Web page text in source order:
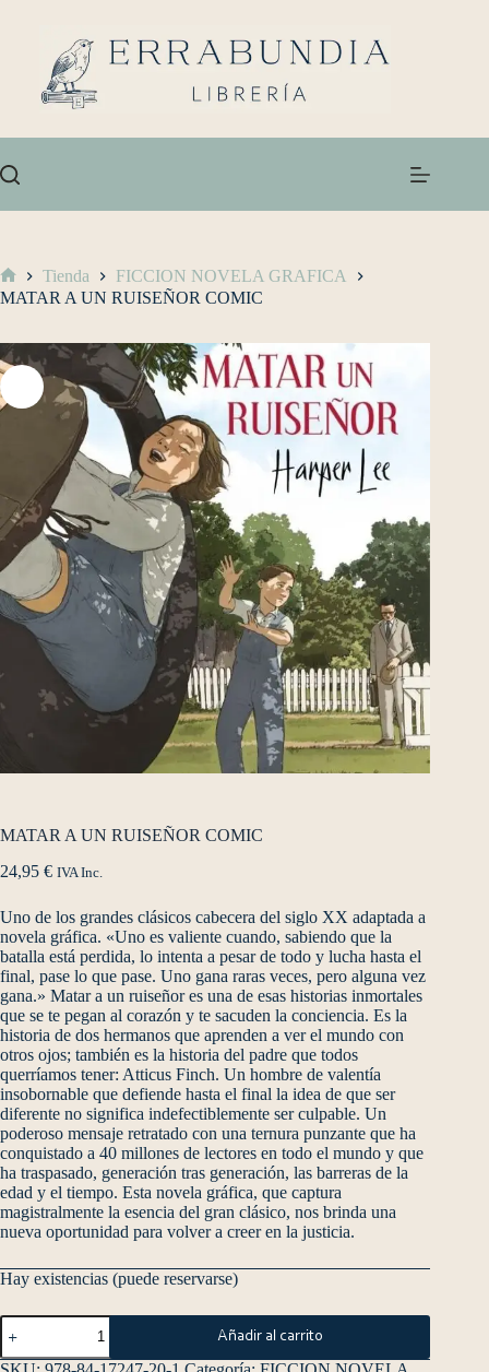
Tienda
FICCION NOVELA GRAFICA
MATAR A UN RUISEÑOR COMIC
MATAR A UN RUISEÑOR COMIC
24,95 € IVA Inc.
Uno de los grandes clásicos cabecera del siglo XX adaptada a
novela gráfica. «Uno es valiente cuando, sabiendo que la
batalla está perdida, lo intenta a pesar de todo y lucha hasta el
final, pase lo que pase. Uno gana raras veces, pero alguna vez
gana.» Matar a un ruiseñor es una de esas historias inmortales
que se te pegan al corazón y te sacuden la conciencia. Es la
historia de dos hermanos que aprenden a ver el mundo con
otros ojos; también es la historia del padre que todos
querríamos tener: Atticus Finch. Un hombre de valentía
insobornable que defiende hasta el final la idea de que ser
diferente no significa indefectiblemente ser culpable. Un
poderoso mensaje retratado con una ternura punzante que ha
conquistado a 40 millones de lectores en todo el mundo y que
ha traspasado, generación tras generación, las barreras de la
edad y el tiempo. Esta novela gráfica, que captura
magistralmente la esencia del gran clásico, nos brinda una
nueva oportunidad para volver a creer en la justicia.
Hay existencias (puede reservarse)
Añadir al carrito